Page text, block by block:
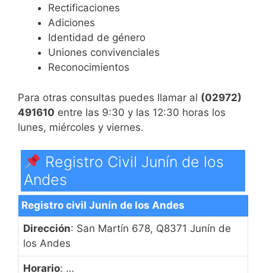
Rectificaciones
Adiciones
Identidad de género
Uniones convivenciales
Reconocimientos
Para otras consultas puedes llamar al (02972)
491610 entre las 9:30 y las 12:30 horas los
lunes, miércoles y viernes.
Registro Civil Junín de los
Andes
Registro civil Junín de los Andes
Dirección: San Martín 678, Q8371 Junín de
los Andes
Horario: …